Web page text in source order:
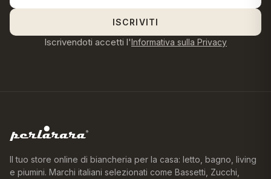
ISCRIVITI
Iscrivendoti accetti l'Informativa sulla Privacy
Il tuo store online di biancheria per la casa: letto, bagno, living
e piumini. Marchi italiani selezionati come Bassetti, Zucchi,